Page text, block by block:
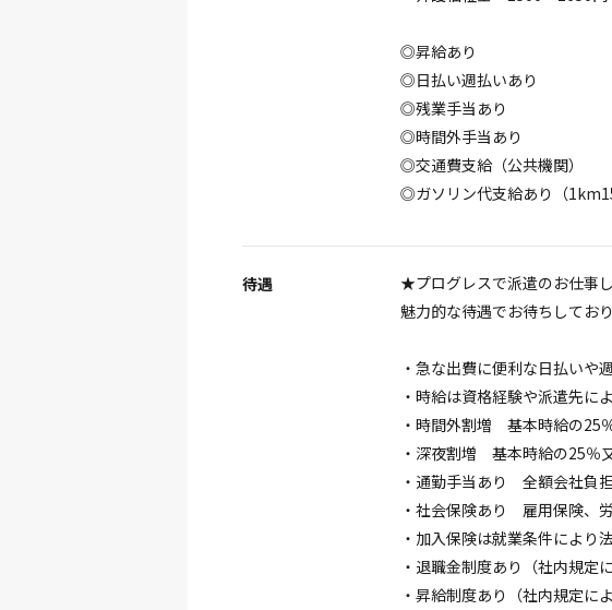
◎昇給あり
◎日払い週払いあり
◎残業手当あり
◎時間外手当あり
◎交通費支給（公共機関）
◎ガソリン代支給あり（1km15
待遇
★プログレスで派遣のお仕事
魅力的な待遇でお待ちしてお
・急な出費に便利な日払いや
・時給は資格経験や派遣先に
・時間外割増 基本時給の25
・深夜割増 基本時給の25％
・通勤手当あり 全額会社負担
・社会保険あり 雇用保険、
・加入保険は就業条件により
・退職金制度あり（社内規定に
・昇給制度あり（社内規定によ